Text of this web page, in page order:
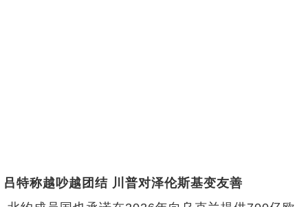
吕特称越吵越团结 川普对泽伦斯基变友善